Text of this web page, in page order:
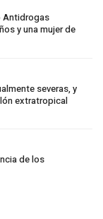
Antidrogas
y una mujer de
severas, y
extratropical
de los